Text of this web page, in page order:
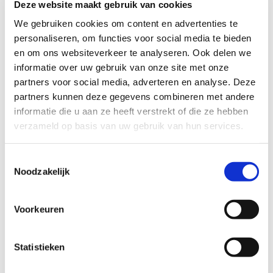
Deze website maakt gebruik van cookies
We gebruiken cookies om content en advertenties te
personaliseren, om functies voor social media te bieden
en om ons websiteverkeer te analyseren. Ook delen we
informatie over uw gebruik van onze site met onze
partners voor social media, adverteren en analyse. Deze
partners kunnen deze gegevens combineren met andere
informatie die u aan ze heeft verstrekt of die ze hebben
verzameld op basis van uw gebruik van hun services.
Noodzakelijk
Voorkeuren
Statistieken
snel kunnen handelen.
Als deelnemer aan de Esprit ICT calamiteitenservice
verzekeren we dat je ICT binnen enkele uren weer
helemaal operationeel is. Wij hebben namelijk altijd
een vervangend exemplaar van de server in ons
magazijn staan. Zodra je een seintje geeft, komen wij
in actie.
Vanaf de back-up, die we in ons plan hebben
gegenereerd, importeren we de data. Daarna komen
Standaard ben je binnen een werkdag voorzien van
Ook zeker zijn bij ICT storingen en calamiteiten? Sluit
calamiteitenservice. Kies voor zekerheid en volledige
ontzorging. Onze support specialisten helpen je graag